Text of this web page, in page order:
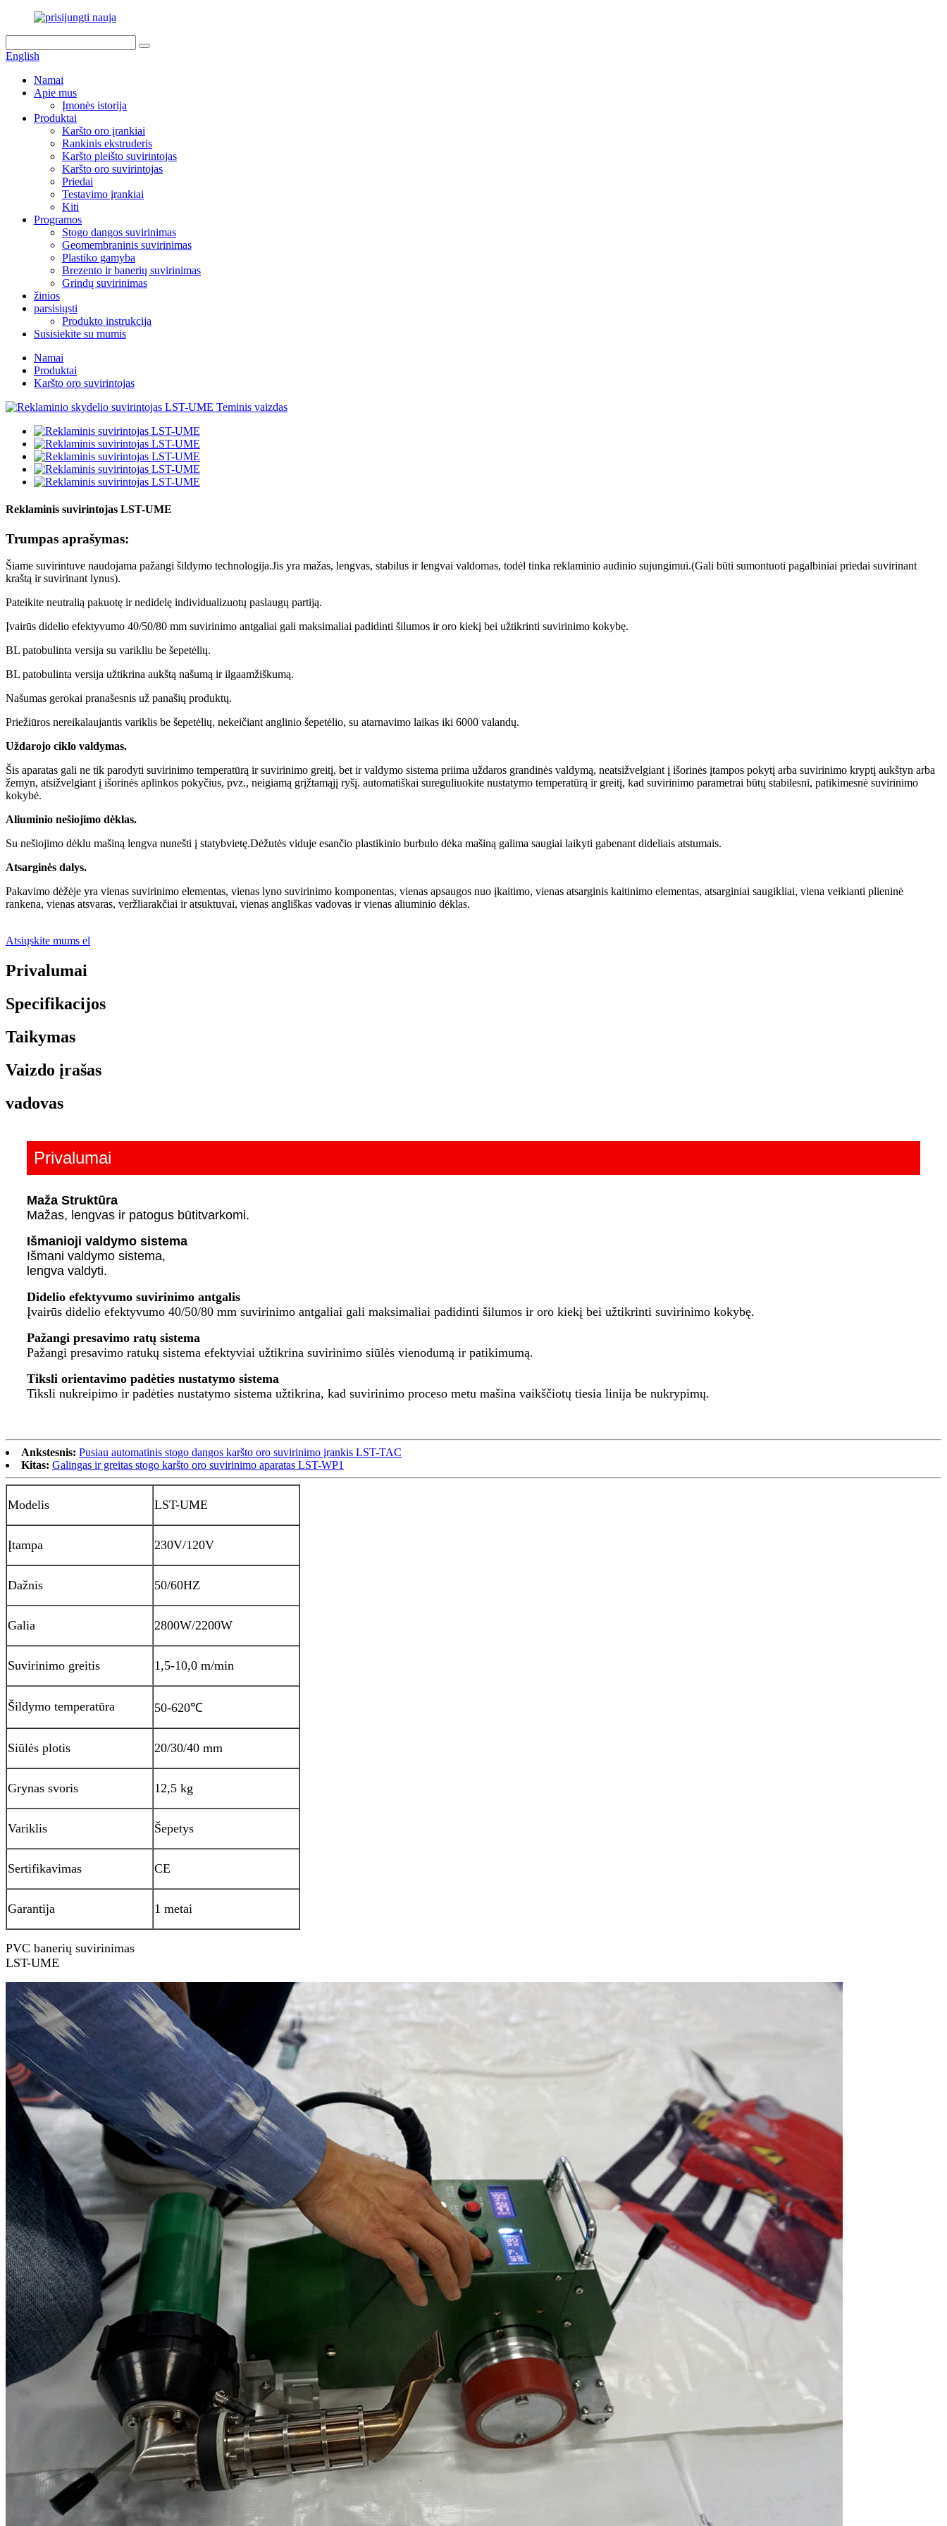
English
Namai
Apie mus
Įmonės istorija
Produktai
Karšto oro įrankiai
Rankinis ekstruderis
Karšto pleišto suvirintojas
Karšto oro suvirintojas
Priedai
Testavimo įrankiai
Kiti
Programos
Stogo dangos suvirinimas
Geomembraninis suvirinimas
Plastiko gamyba
Brezento ir banerių suvirinimas
Grindų suvirinimas
žinios
parsisiųsti
Produkto instrukcija
Susisiekite su mumis
Namai
Produktai
Karšto oro suvirintojas
Reklaminis suvirintojas LST-UME
Trumpas aprašymas:
Šiame suvirintuve naudojama pažangi šildymo technologija.Jis yra mažas, lengvas, stabilus ir lengvai valdomas, todėl tinka reklaminio audinio sujungimui.(Gali būti sumontuoti pagalbiniai priedai suvirinant
kraštą ir suvirinant lynus).
Pateikite neutralią pakuotę ir nedidelę individualizuotų paslaugų partiją.
Įvairūs didelio efektyvumo 40/50/80 mm suvirinimo antgaliai gali maksimaliai padidinti šilumos ir oro kiekį bei užtikrinti suvirinimo kokybę.
BL patobulinta versija su varikliu be šepetėlių.
BL patobulinta versija užtikrina aukštą našumą ir ilgaamžiškumą.
Našumas gerokai pranašesnis už panašių produktų.
Priežiūros nereikalaujantis variklis be šepetėlių, nekeičiant anglinio šepetėlio, su atarnavimo laikas iki 6000 valandų.
Uždarojo ciklo valdymas.
Šis aparatas gali ne tik parodyti suvirinimo temperatūrą ir suvirinimo greitį, bet ir valdymo sistema priima uždaros grandinės valdymą, neatsižvelgiant į išorinės įtampos pokytį arba suvirinimo kryptį aukštyn arba
žemyn, atsižvelgiant į išorinės aplinkos pokyčius, pvz., neigiamą grįžtamąjį ryšį. automatiškai sureguliuokite nustatymo temperatūrą ir greitį, kad suvirinimo parametrai būtų stabilesni, patikimesnė suvirinimo
kokybė.
Aliuminio nešiojimo dėklas.
Su nešiojimo dėklu mašiną lengva nunešti į statybvietę.Dėžutės viduje esančio plastikinio burbulo dėka mašiną galima saugiai laikyti gabenant dideliais atstumais.
Atsarginės dalys.
Pakavimo dėžėje yra vienas suvirinimo elementas, vienas lyno suvirinimo komponentas, vienas apsaugos nuo įkaitimo, vienas atsarginis kaitinimo elementas, atsarginiai saugikliai, viena veikianti plieninė
rankena, vienas atsvaras, veržliarakčiai ir atsuktuvai, vienas angliškas vadovas ir vienas aliuminio dėklas.
Atsiųskite mums el
Privalumai
Specifikacijos
Taikymas
Vaizdo įrašas
vadovas
Privalumai
Maža Struktūra
Mažas, lengvas ir patogus būtitvarkomi.
Išmanioji valdymo sistema
Išmani valdymo sistema,
lengva valdyti.
Didelio efektyvumo suvirinimo antgalis
Įvairūs didelio efektyvumo 40/50/80 mm suvirinimo antgaliai gali maksimaliai padidinti šilumos ir oro kiekį bei užtikrinti suvirinimo kokybę.
Pažangi presavimo ratų sistema
Pažangi presavimo ratukų sistema efektyviai užtikrina suvirinimo siūlės vienodumą ir patikimumą.
Tiksli orientavimo padėties nustatymo sistema
Tiksli nukreipimo ir padėties nustatymo sistema užtikrina, kad suvirinimo proceso metu mašina vaikščiotų tiesia linija be nukrypimų.
Ankstesnis: Pusiau automatinis stogo dangos karšto oro suvirinimo įrankis LST-TAC
Kitas: Galingas ir greitas stogo karšto oro suvirinimo aparatas LST-WP1
Modelis LST-UME
Įtampa 230V/120V
Dažnis 50/60HZ
Galia 2800W/2200W
Suvirinimo greitis 1,5-10,0 m/min
Šildymo temperatūra 50-620℃
Siūlės plotis 20/30/40 mm
Grynas svoris 12,5 kg
Variklis Šepetys
Sertifikavimas CE
Garantija 1 metai
PVC banerių suvirinimas
LST-UME